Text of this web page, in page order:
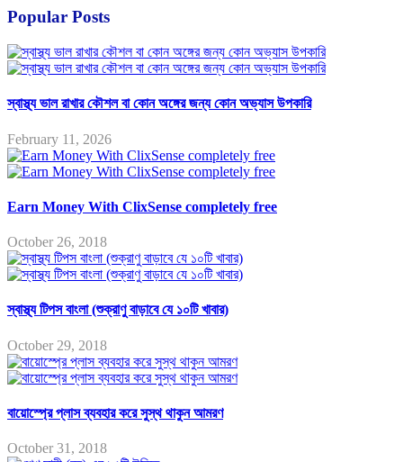
Popular Posts
স্বাস্থ্য ভাল রাখার কৌশল বা কোন অঙ্গের জন্য কোন অভ্যাস উপকারি
February 11, 2026
Earn Money With ClixSense completely free
October 26, 2018
স্বাস্থ্য টিপস বাংলা (শুক্রাণু বাড়াবে যে ১০টি খাবার)
October 29, 2018
বায়োস্প্রে প্লাস ব্যবহার করে সুস্থ থাকুন আমরণ
October 31, 2018